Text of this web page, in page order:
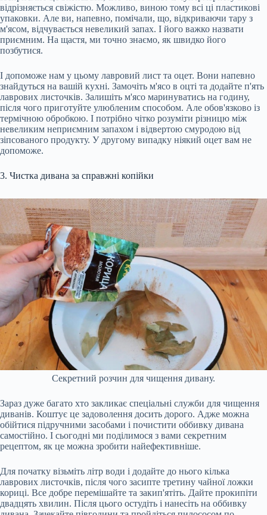
відрізняється свіжістю. Можливо, виною тому всі ці пластикові
упаковки. Але ви, напевно, помічали, що, відкриваючи тару з
м'ясом, відчувається невеликий запах. І його важко назвати
приємним. На щастя, ми точно знаємо, як швидко його
позбутися.
І допоможе нам у цьому лавровий лист та оцет. Вони напевно
знайдуться на вашій кухні. Замочіть м'ясо в оцті та додайте п'ять
лаврових листочків. Залишіть м'ясо маринуватись на годину,
після чого приготуйте улюбленим способом. Але обов'язково із
термічною обробкою. І потрібно чітко розуміти різницю між
невеликим неприємним запахом і відвертою смуродою від
зіпсованого продукту. У другому випадку ніякий оцет вам не
допоможе.
3. Чистка дивана за справжні копійки
Секретний розчин для чищення дивану.
Зараз дуже багато хто закликає спеціальні служби для чищення
диванів. Коштує це задоволення досить дорого. Адже можна
обійтися підручними засобами і почистити оббивку дивана
самостійно. І сьогодні ми поділимося з вами секретним
рецептом, як це можна зробити найефективніше.
Для початку візьміть літр води і додайте до нього кілька
лаврових листочків, після чого засипте третину чайної ложки
кориці. Все добре перемішайте та закип'ятіть. Дайте прокипіти
двадцять хвилин. Після цього остудіть і нанесіть на оббивку